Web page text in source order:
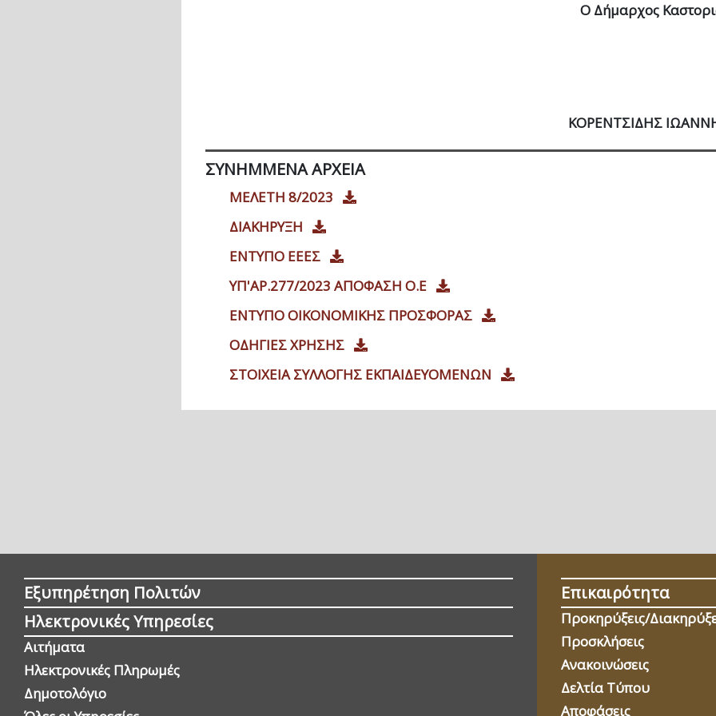
Ο Δήμαρχος
ΚΟΡΕΝΤΣΙΔΗΣ
ΣΥΝΗΜΜΈΝΑ ΑΡΧΕΊΑ
ΜΕΛΕΤΗ 8/2023
ΔΙΑΚΗΡΥΞΗ
ΕΝΤΥΠΟ ΕΕΕΣ
ΥΠ'ΑΡ.277/2023 ΑΠΟΦΑΣΗ Ο.Ε
ΕΝΤΥΠΟ ΟΙΚΟΝΟΜΙΚΗΣ ΠΡΟΣΦΟΡΑΣ
ΟΔΗΓΙΕΣ ΧΡΗΣΗΣ
ΣΤΟΙΧΕΙΑ ΣΥΛΛΟΓΗΣ ΕΚΠΑΙΔΕΥΟΜΕΝΩΝ
Εξυπηρέτηση Πολιτών
Ηλεκτρονικές Υπηρεσίες
Αιτήματα
Ηλεκτρονικές Πληρωμές
Δημοτολόγιο
Επικαιρότητα
Προκηρύξεις/
Προσκλήσεις
Ανακοινώσεις
Δελτία Τύπου
Αποφάσεις